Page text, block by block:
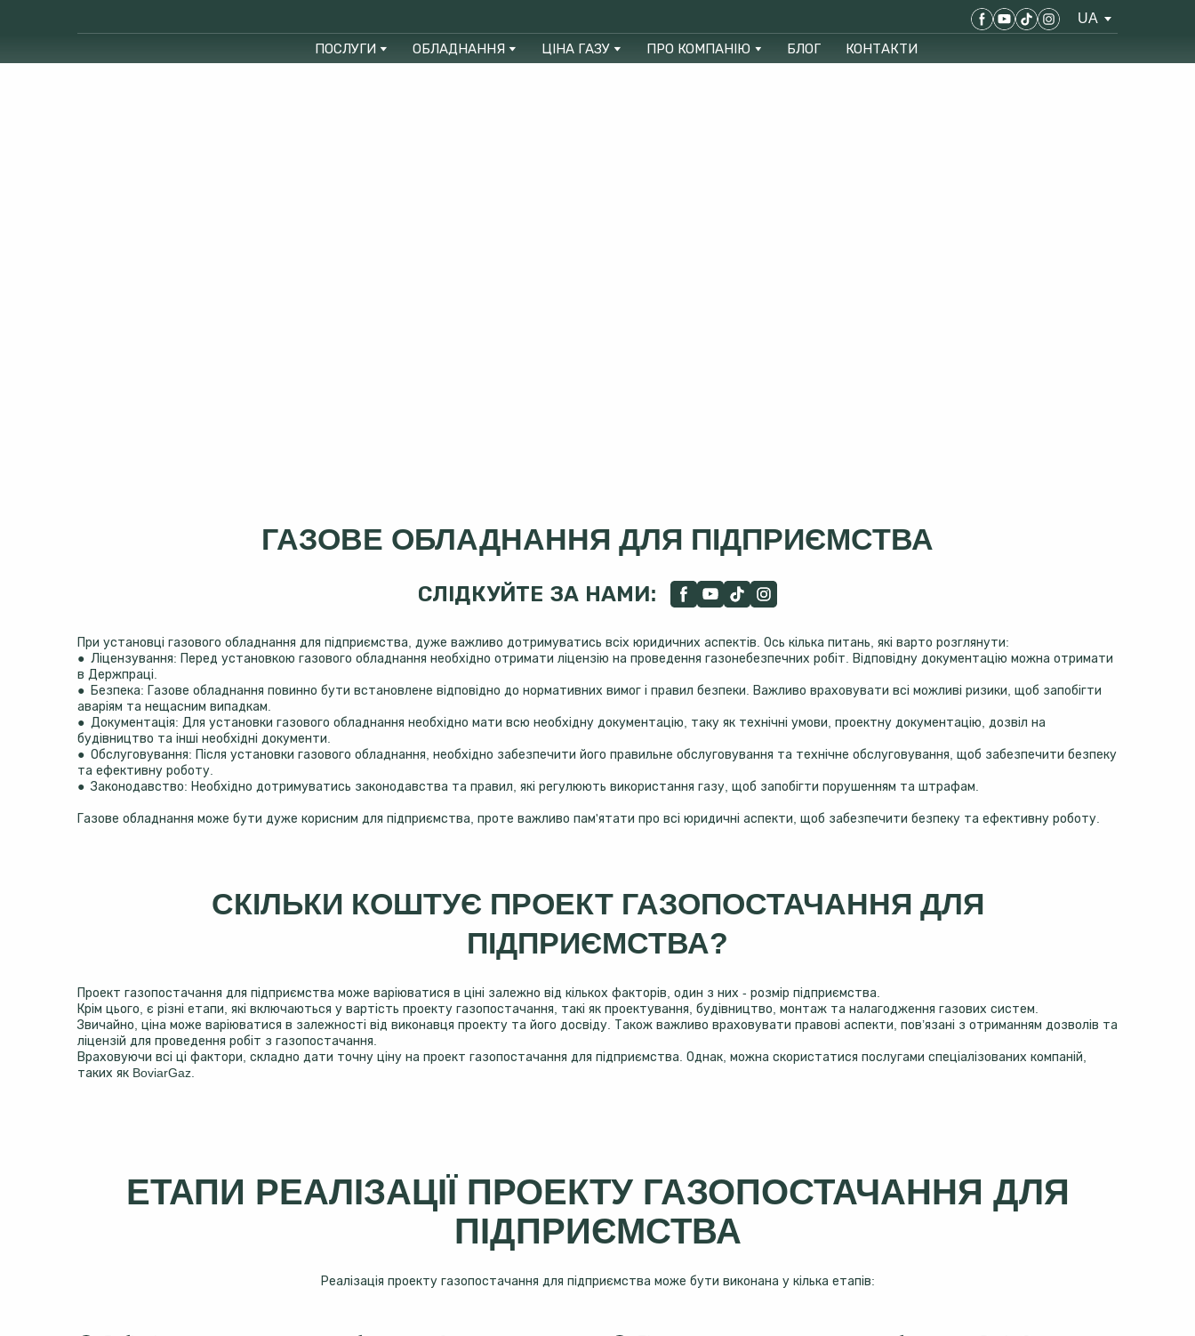
UA
ПОСЛУГИ
ОБЛАДНАННЯ ЦІНА ГАЗУ ПРО КОМПАНІЮ БЛОГ КОНТАКТИ
ГАЗОВЕ ОБЛАДНАННЯ ДЛЯ ПІДПРИЄМСТВА
СЛІДКУЙТЕ ЗА НАМИ:
При установці газового обладнання для підприємства, дуже важливо дотримуватись всіх юридичних аспектів. Ось кілька питань, які варто розглянути:
● Ліцензування: Перед установкою газового обладнання необхідно отримати ліцензію на проведення газонебезпечних робіт. Відповідну документацію можна отримати
в Держпраці.
● Безпека: Газове обладнання повинно бути встановлене відповідно до нормативних вимог і правил безпеки. Важливо враховувати всі можливі ризики, щоб запобігти
аваріям та нещасним випадкам.
● Документація: Для установки газового обладнання необхідно мати всю необхідну документацію, таку як технічні умови, проектну документацію, дозвіл на
будівництво та інші необхідні документи.
● Обслуговування: Після установки газового обладнання, необхідно забезпечити його правильне обслуговування та технічне обслуговування, щоб забезпечити безпеку
та ефективну роботу.
● Законодавство: Необхідно дотримуватись законодавства та правил, які регулюють використання газу, щоб запобігти порушенням та штрафам.
Газове обладнання може бути дуже корисним для підприємства, проте важливо пам'ятати про всі юридичні аспекти, щоб забезпечити безпеку та ефективну роботу.
СКІЛЬКИ КОШТУЄ ПРОЕКТ ГАЗОПОСТАЧАННЯ ДЛЯ
ПІДПРИЄМСТВА?
Проект газопостачання для підприємства може варіюватися в ціні залежно від кількох факторів, один з них - розмір підприємства.
Крім цього, є різні етапи, які включаються у вартість проекту газопостачання, такі як проектування, будівництво, монтаж та налагодження газових систем.
Звичайно, ціна може варіюватися в залежності від виконавця проекту та його досвіду. Також важливо враховувати правові аспекти, пов’язані з отриманням дозволів та
ліцензій для проведення робіт з газопостачання.
Враховуючи всі ці фактори, складно дати точну ціну на проект газопостачання для підприємства. Однак, можна скористатися послугами спеціалізованих компаній,
таких як BoviarGaz.
ЕТАПИ РЕАЛІЗАЦІЇ ПРОЕКТУ ГАЗОПОСТАЧАННЯ ДЛЯ
ПІДПРИЄМСТВА
Реалізація проекту газопостачання для підприємства може бути виконана у кілька етапів: